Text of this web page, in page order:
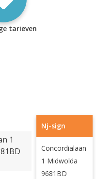
tarieven
1
Nj-sign
Concordialaan
1 Midwolda
9681BD